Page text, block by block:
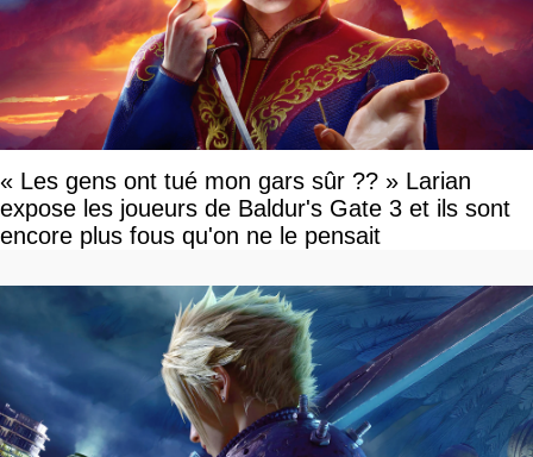
« Les gens ont tué mon gars sûr ?? » Larian
expose les joueurs de Baldur's Gate 3 et ils sont
encore plus fous qu'on ne le pensait